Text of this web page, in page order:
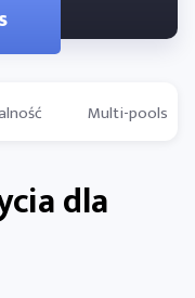
Multi-pools
dla